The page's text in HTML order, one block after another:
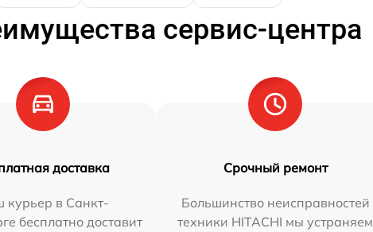
сервис-центра
доставка
курьер в Санкт-
бесплатно доставит
Срочный ремонт
Большинство неисправностей
техники HITACHI мы устраняем